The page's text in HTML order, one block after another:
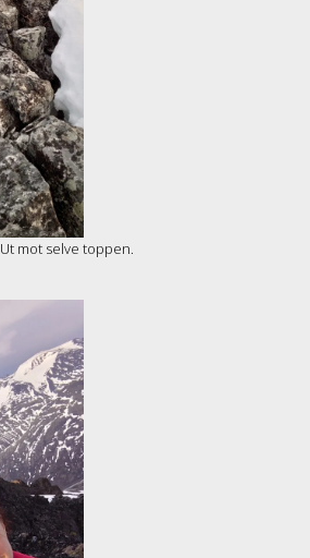
Ut mot selve toppen.